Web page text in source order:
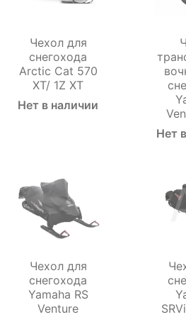
Чехол для
снегохода
Arctic Cat 570
XT/ 1Z XT
Нет в наличии
Нет
Чехол для
снегохода
Yamaha RS
Venture